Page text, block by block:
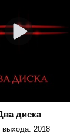
диска
выхода: 2018